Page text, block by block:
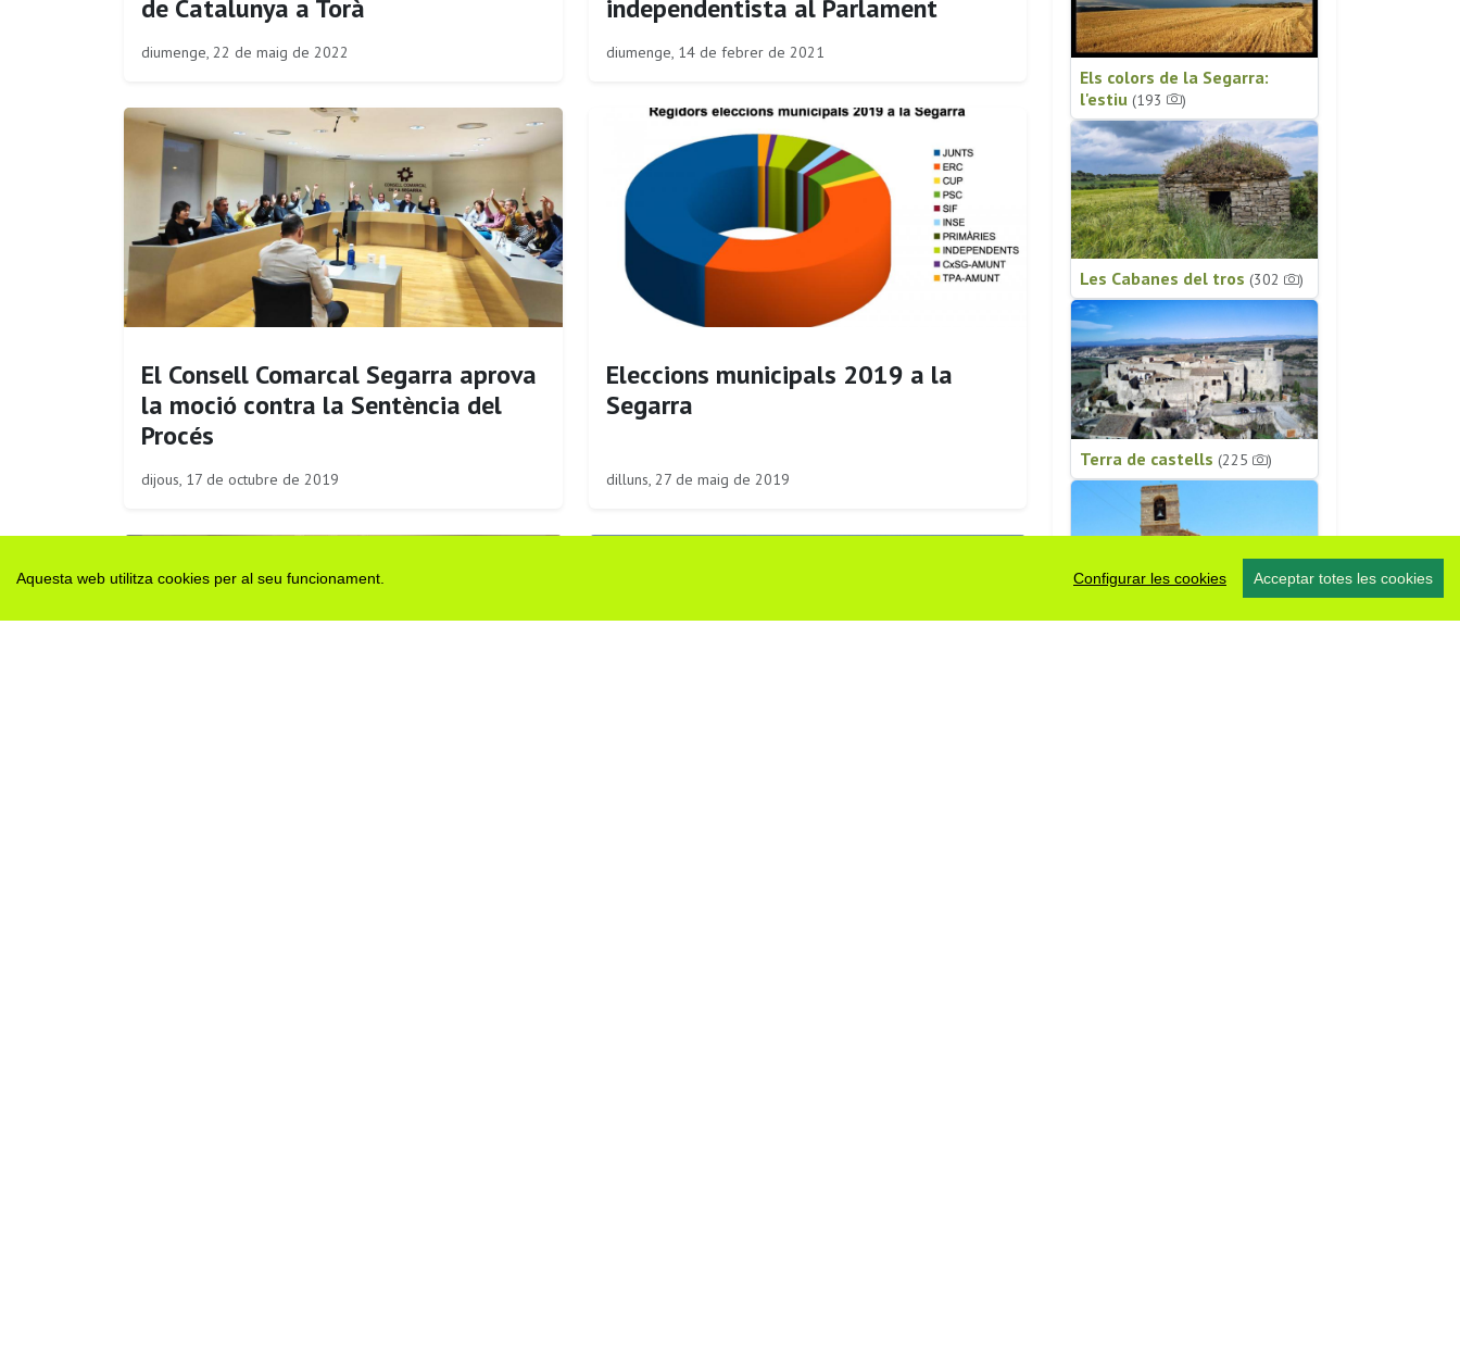
Aquesta web utilitza cookies per al seu funcionament. Configurar les cookies Acceptar totes les cookies
de Catalunya a Torà
diumenge, 22 de maig de 2022
independentista al Parlament
diumenge, 14 de febrer de 2021
El Consell Comarcal Segarra aprova
la moció contra la Sentència del
Procés
dijous, 17 de octubre de 2019
Eleccions municipals 2019 a la
Segarra
dilluns, 27 de maig de 2019
Els colors de la Segarra:
l'estiu (193 )
Les Cabanes del tros (302 )
Terra de castells (225 )